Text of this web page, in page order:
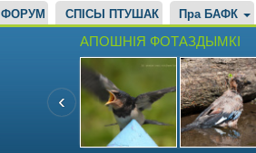
ФОРУМ СПІСЫ ПТУШАК Пра БАФК
АПОШНІЯ ФОТАЗДЫМКІ